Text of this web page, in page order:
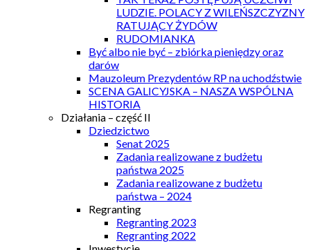
LUDZIE. POLACY Z WILEŃSZCZYZNY
RATUJĄCY ŻYDÓW
RUDOMIANKA
Być albo nie być – zbiórka pieniędzy oraz
darów
Mauzoleum Prezydentów RP na uchodźstwie
SCENA GALICYJSKA – NASZA WSPÓLNA
HISTORIA
Działania – część II
Dziedzictwo
Senat 2025
Zadania realizowane z budżetu
państwa 2025
Zadania realizowane z budżetu
państwa – 2024
Regranting
Regranting 2023
Regranting 2022